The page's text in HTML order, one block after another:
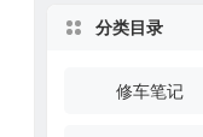
分类目录
修车笔记